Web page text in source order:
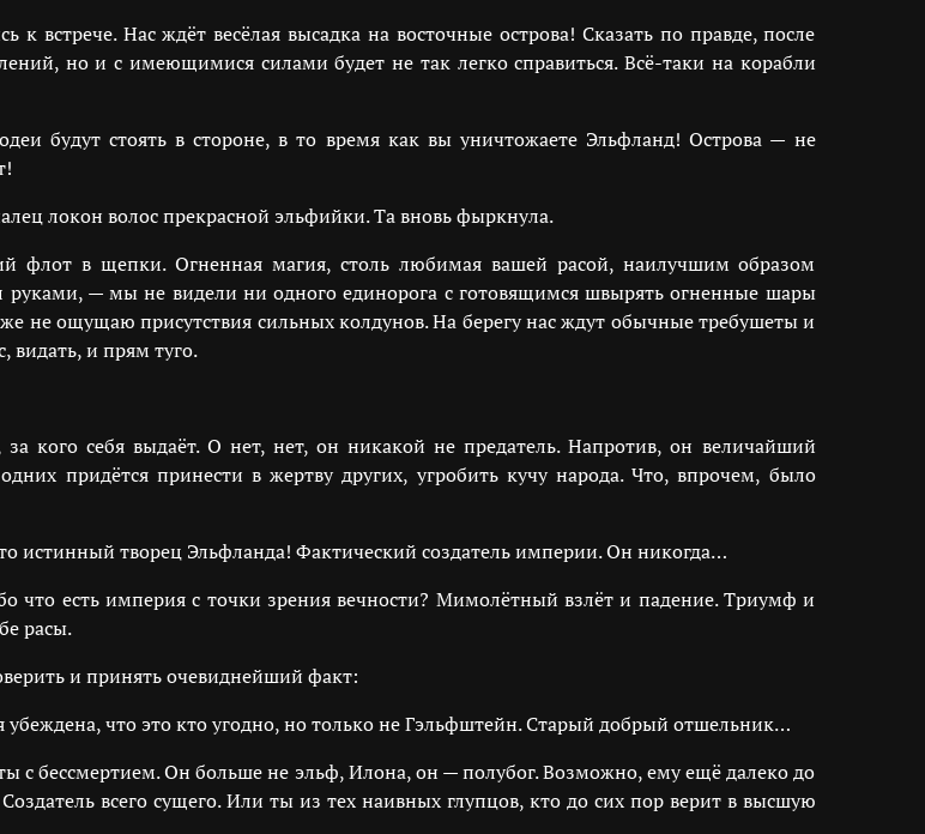
встрече. Нас ждёт весёлая высадка на восточные острова! Сказать по правде, после
но и с имеющимися силами будет не так легко справиться. Всё-таки на корабли
будут стоять в стороне, в то время как вы уничтожаете Эльфланд! Острова — не
локон волос прекрасной эльфийки. Та вновь фыркнула.
флот в щепки. Огненная магия, столь любимая вашей расой, наилучшим образом
— мы не видели ни одного единорога с готовящимся швырять огненные шары
не ощущаю присутствия сильных колдунов. На берегу нас ждут обычные требушеты и
и прям туго.
кого себя выдаёт. О нет, нет, он никакой не предатель. Напротив, он величайший
придётся принести в жертву других, угробить кучу народа. Что, впрочем, было
истинный творец Эльфланда! Фактический создатель империи. Он никогда…
есть империя с точки зрения вечности? Мимолётный взлёт и падение. Триумф и
расы.
и принять очевиднейший факт:
что это кто угодно, но только не Гэльфштейн. Старый добрый отшельник…
с бессмертием. Он больше не эльф, Илона, он — полубог. Возможно, ему ещё далеко до
всего сущего. Или ты из тех наивных глупцов, кто до сих пор верит в высшую